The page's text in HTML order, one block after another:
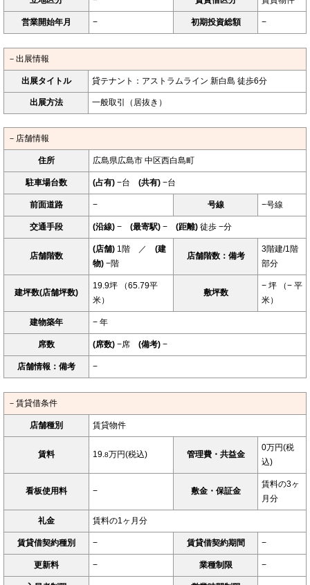
営業開始年月 − 初期投資総額 −
－出展情報
出展タイトル 貸テナント：アストラムライン 新白島 徒歩6分
出展方法 一般取引（居抜き）
－店舗情報
住所 広島県広島市 中区西白島町
駐車場台数 (占有) −台 (共有) −台
前面道路 − 号線 −号線
交通手段 (沿線) − (最寄駅) − (距離) 徒歩 −分
店舗階数
(店舗) 1階 ／ (建
物) −階
店舗階数：備考
3階建/1階
部分
建坪数(店舗坪数)
19.9坪 （65.79平
米）
敷坪数
− 坪 （− 平
米）
建物築年 − 年
席数 (席数) −席 (備考) −
店舗情報：備考 −
－賃貸借条件
店舗種別 賃貸物件
賃料 19.8万円(税込) 管理費・共益金
0万円(税
込)
看板使用料 − 敷金・保証金
賃料の3ヶ
月分
礼金 賃料の1ヶ月分
賃貸借契約種別 − 賃貸借契約期間 −
更新料 − 業種制限 −